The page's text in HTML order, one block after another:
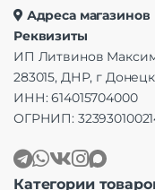
Адреса магазинов
Реквизиты
ИП Литвинов
283015, ДНР, г
ИНН: 614015704000
ОГРНИП:
Категории